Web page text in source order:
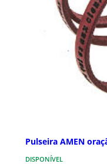
Pulseira AMEN
DISPONÍVEL